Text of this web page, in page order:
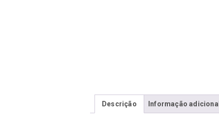
Descrição Informação adicional